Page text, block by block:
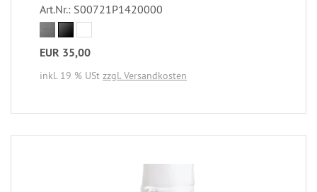
Art.Nr.: S00721P1420000
EUR 35,00
inkl. 19 % USt zzgl. Versandkosten